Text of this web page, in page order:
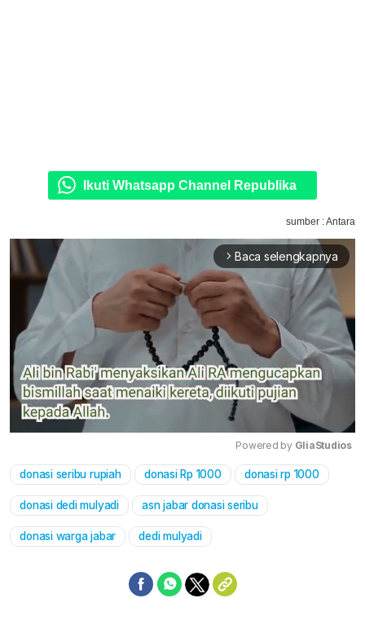
Ikuti Whatsapp Channel Republika
sumber : Antara
arrow_forward_ios Baca selengkapnya
Mute
Powered by GliaStudios
donasi seribu rupiah donasi Rp 1000 donasi rp 1000
donasi dedi mulyadi asn jabar donasi seribu
donasi warga jabar dedi mulyadi